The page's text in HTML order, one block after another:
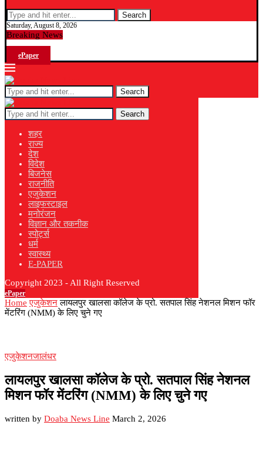
Search
Saturday, August 8, 2026
Breaking News
ePaper
Search
Search
शहर
राज्य
देश
विदेश
बिजनेस
राजनीति
एजुकेशन
लाइफस्टाइल
मनोरंजन
विज्ञान और तकनीक
स्पोर्ट्स
धर्म
स्वास्थ्य
E-PAPER
Copyright 2023 - All Right Reserved
ePaper
Home एजुकेशन लायलपुर खालसा कॉलेज के प्रो. सतपाल सिंह नेशनल मिशन फॉर
मेंटरिंग (NMM) के लिए चुने गए
एजुकेशनजालंधर
लायलपुर खालसा कॉलेज के प्रो. सतपाल सिंह नेशनल
मिशन फॉर मेंटरिंग (NMM) के लिए चुने गए
written by Doaba News Line March 2, 2026